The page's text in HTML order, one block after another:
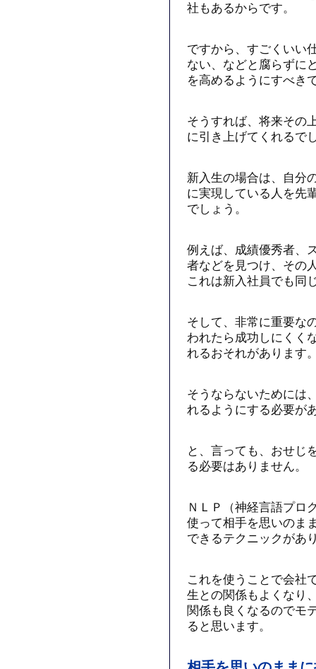
社もあるからです。
ですから、すごくいい
ない、などと腐らずに
を高めるようにすべき
そうすれば、将来その
に引き上げてくれるで
新入生の場合は、自分
に実現している人を先
でしょう。
例えば、成績優秀者、
者などを見つけ、その
これは新入社員でも同
そして、非常に重要な
われたら成功しにくく
れるおそれがあります
そうならないためには
れるようにする必要が
と、言っても、おせじ
る必要はありません。
ＮＬＰ（神経言語プロ
使って相手を思いのま
できるテクニックがあ
これを使うことで会社
生との関係もよくなり
関係も良くなるのでモ
ると思います。